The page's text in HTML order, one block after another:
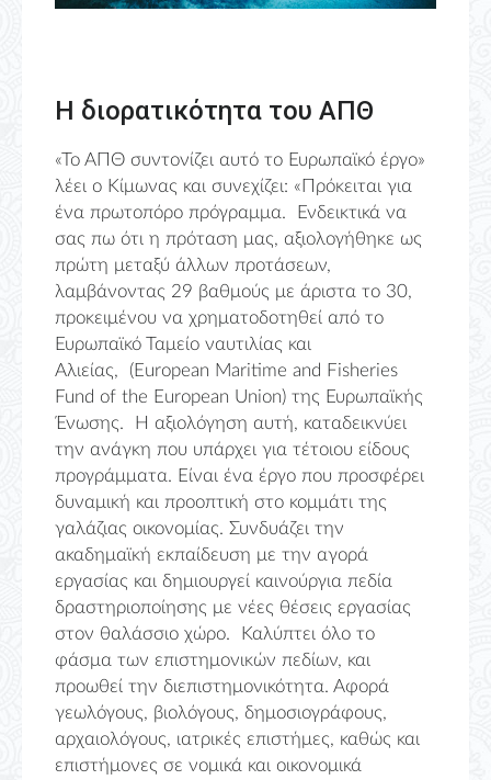
Η διορατικότητα του ΑΠΘ
«Το ΑΠΘ συντονίζει αυτό το Ευρωπαϊκό έργο»
λέει ο Κίμωνας και συνεχίζει: «Πρόκειται για
ένα πρωτοπόρο πρόγραμμα. Ενδεικτικά να
σας πω ότι η πρόταση μας, αξιολογήθηκε ως
πρώτη μεταξύ άλλων προτάσεων,
λαμβάνοντας 29 βαθμούς με άριστα το 30,
προκειμένου να χρηματοδοτηθεί από το
Ευρωπαϊκό Ταμείο ναυτιλίας και
Αλιείας, (European Maritime and Fisheries
Fund of the European Union) της Ευρωπαϊκής
Ένωσης. Η αξιολόγηση αυτή, καταδεικνύει
την ανάγκη που υπάρχει για τέτοιου είδους
προγράμματα. Είναι ένα έργο που προσφέρει
δυναμική και προοπτική στο κομμάτι της
γαλάζιας οικονομίας. Συνδυάζει την
ακαδημαϊκή εκπαίδευση με την αγορά
εργασίας και δημιουργεί καινούργια πεδία
δραστηριοποίησης με νέες θέσεις εργασίας
στον θαλάσσιο χώρο. Καλύπτει όλο το
φάσμα των επιστημονικών πεδίων, και
προωθεί την διεπιστημονικότητα. Αφορά
γεωλόγους, βιολόγους, δημοσιογράφους,
αρχαιολόγους, ιατρικές επιστήμες, καθώς και
επιστήμονες σε νομικά και οικονομικά